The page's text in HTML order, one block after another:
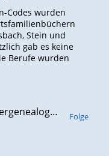
Codes wurden
Stein und
gab es keine
Berufe wurden
Verein für Computergenealogie e.V. (CompGen) Folge